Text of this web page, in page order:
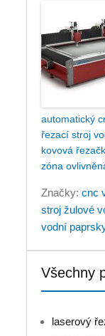
automatický
řezací stroj
kovová
zóna
Značky: cnc
stroj žulové
vodní
Všechny
laserový